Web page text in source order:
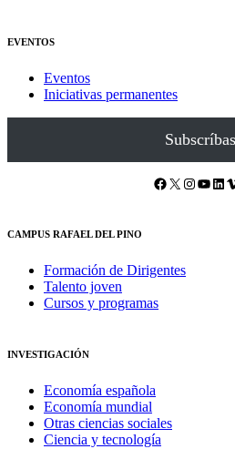
EVENTOS
Eventos
Iniciativas permanentes
Facebook X Instagram YouTube LinkedIn Vimeo
CAMPUS RAFAEL DEL PINO
Formación de Dirigentes
Talento joven
Cursos y programas
INVESTIGACIÓN
Economía española
Economía mundial
Otras ciencias sociales
Ciencia y tecnología